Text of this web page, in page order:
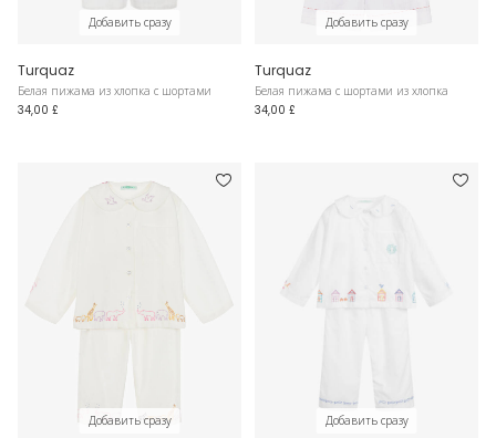
Добавить сразу
Turquaz
Белая пижама из хлопка с шортами
34,00 £
Добавить сразу
Turquaz
Белая пижама с шортами из хлопка
34,00 £
Добавить сразу Добавить сразу